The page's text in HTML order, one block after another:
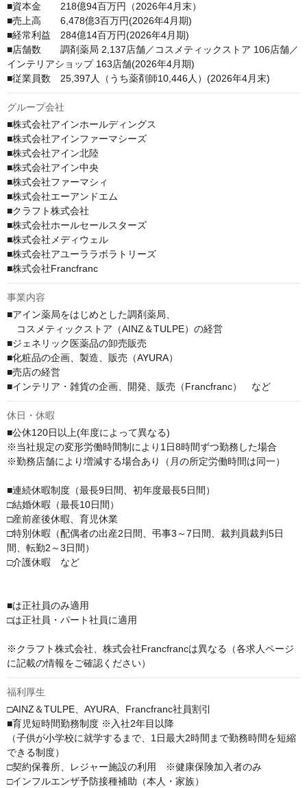
■資本金　　218億94百万円（2026年4月末）
■売上高　　6,478億3百万円(2026年4月期)
■経常利益　284億14百万円(2026年4月期)
■店舗数　　調剤薬局 2,137店舗／コスメティックストア 106店舗／
インテリアショップ 163店舗(2026年4月期)
■従業員数　25,397人（うち薬剤師10,446人）(2026年4月末)
グループ会社
■株式会社アインホールディングス
■株式会社アインファーマシーズ
■株式会社アイン北陸
■株式会社アイン中央
■株式会社ファーマシィ
■株式会社エーアンドエム
■クラフト株式会社
■株式会社ホールセールスターズ
■株式会社メディウェル
■株式会社アユーララボラトリーズ
■株式会社Francfranc
事業内容
■アイン薬局をはじめとした調剤薬局、
コスメティックストア（AINZ＆TULPE）の経営
■ジェネリック医薬品の卸売販売
■化粧品の企画、製造、販売（AYURA）
■売店の経営
■インテリア・雑貨の企画、開発、販売（Francfranc）　など
休日・休暇
■公休120日以上(年度によって異なる)
※当社規定の変形労働時間制により1日8時間ずつ勤務した場合
※勤務店舗により増減する場合あり（月の所定労働時間は同一）
■連続休暇制度（最長9日間、初年度最長5日間）
□結婚休暇（最長10日間）
□産前産後休暇、育児休業
□特別休暇（配偶者の出産2日間、弔事3～7日間、裁判員裁判5日
間、転勤2～3日間）
□介護休暇　など
■は正社員のみ適用
□は正社員・パート社員に適用
※クラフト株式会社、株式会社Francfrancは異なる（各求人ページ
に記載の情報をご確認ください）
福利厚生
□AINZ＆TULPE、AYURA、Francfranc社員割引
■育児短時間勤務制度 ※入社2年目以降
（子供が小学校に就学するまで、1日最大2時間まで勤務時間を短縮
できる制度）
□契約保養所、レジャー施設の利用　※健康保険加入者のみ
□インフルエンザ予防接種補助（本人・家族）